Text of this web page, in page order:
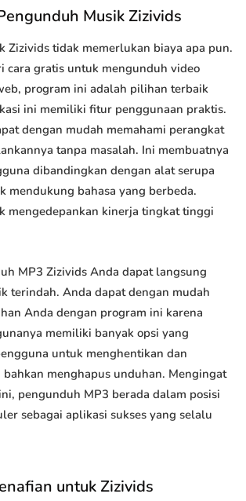
Musik Zizivids
Zizivids tidak memerlukan biaya apa pun.
cara gratis untuk mengunduh video
program ini adalah pilihan terbaik
ini memiliki fitur penggunaan praktis.
dengan mudah memahami perangkat
tanpa masalah. Ini membuatnya
dibandingkan dengan alat serupa
mendukung bahasa yang berbeda.
mengedepankan kinerja tingkat tinggi
MP3 Zizivids Anda dapat langsung
terindah. Anda dapat dengan mudah
Anda dengan program ini karena
memiliki banyak opsi yang
untuk menghentikan dan
menghapus unduhan. Mengingat
pengunduh MP3 berada dalam posisi
sebagai aplikasi sukses yang selalu
untuk Zizivids